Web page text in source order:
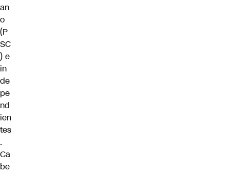
an
o
(P
SC
) e
in
de
pe
nd
ien
tes
.
Ca
be